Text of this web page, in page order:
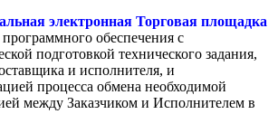
электронная Торговая площадка
обеспечения с
подготовкой технического задания,
и исполнителя, и
процесса обмена необходимой
между Заказчиком и Исполнителем в